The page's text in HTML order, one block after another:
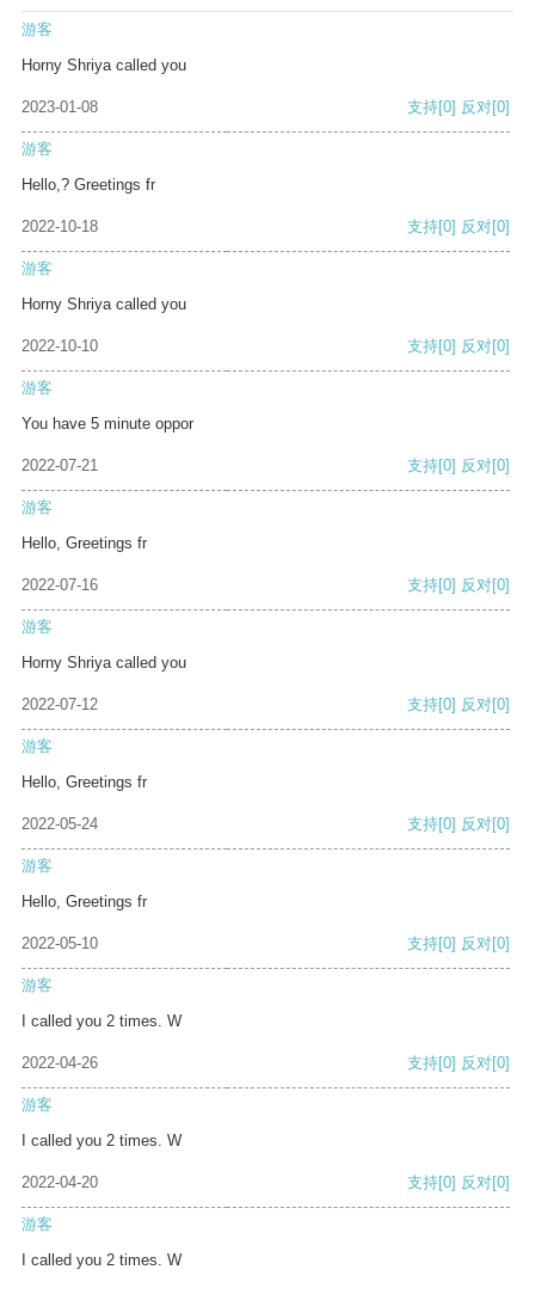
游客
Horny Shriya called you
2023-01-08 支持[0] 反对[0]
游客
Hello,? Greetings fr
2022-10-18 支持[0] 反对[0]
游客
Horny Shriya called you
2022-10-10 支持[0] 反对[0]
游客
You have 5 minute oppor
2022-07-21 支持[0] 反对[0]
游客
Hello, Greetings fr
2022-07-16 支持[0] 反对[0]
游客
Horny Shriya called you
2022-07-12 支持[0] 反对[0]
游客
Hello, Greetings fr
2022-05-24 支持[0] 反对[0]
游客
Hello, Greetings fr
2022-05-10 支持[0] 反对[0]
游客
I called you 2 times. W
2022-04-26 支持[0] 反对[0]
游客
I called you 2 times. W
2022-04-20 支持[0] 反对[0]
游客
I called you 2 times. W